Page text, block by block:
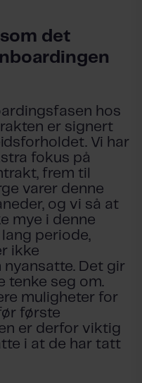
det
hos
er signert
Vi har
fokus på
frem til
varer denne
og vi så at
mye i denne
periode,
ikke
Det gir
tenke seg om.
muligheter for
første
er derfor viktig
i at de har tatt